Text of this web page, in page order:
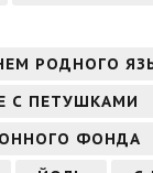
РОДНОГО
С ПЕТУШКАМИ
ФОНДА